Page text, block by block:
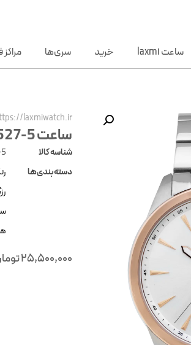
ساعت laxmi خرید سری‌ها
laxmiwatch.ir/
ساعت Laxmi 8527-5
شناسه کالا
دسته‌بندی‌ها
25,500,000